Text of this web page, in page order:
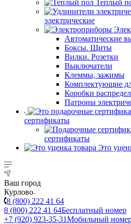
Теплый
электрические
Автоматические
Боксы. Щиты
Вилки. Розетки
Выключатели
Клеммы, зажимы
Комплектующие
Коробки
Патроны
сертификаты
сертификаты
Это
Ваш город
Курлово
8 (800) 222 41 64
8 (800) 222 41 64Бесплатный номер
+7 (920) 923-35-31Мобильный